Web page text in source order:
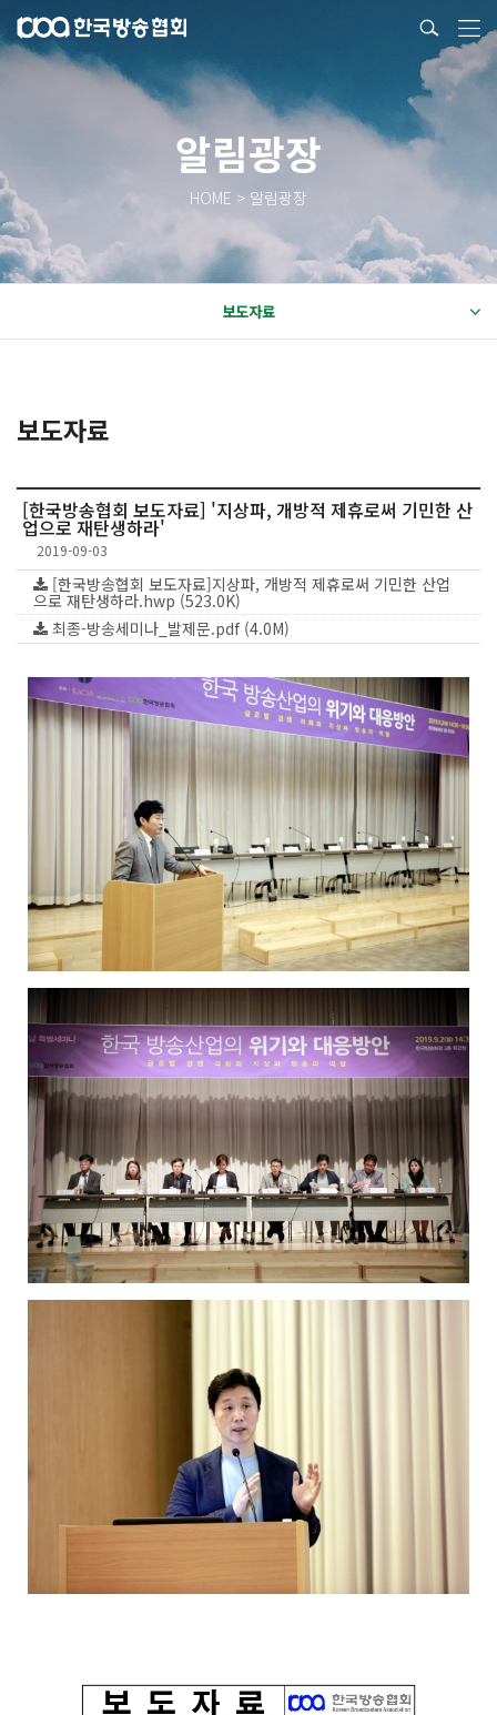
알림광장
HOME > 알림광장
보도자료
보도자료
[한국방송협회 보도자료] '지상파, 개방적 제휴로써 기민한 산
업으로 재탄생하라'
2019-09-03
[한국방송협회 보도자료]지상파, 개방적 제휴로써 기민한 산업
으로 재탄생하라.hwp (523.0K)
최종-방송세미나_발제문.pdf (4.0M)